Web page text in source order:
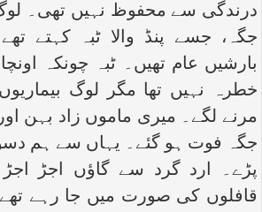
درندگی سے محفوظ نہیں تھی۔
جگہ، جسے پنڈ والا ٹبہ کہتے
بارشیں عام تھیں۔ ٹبہ چونکہ
خطرہ نہیں تھا مگر لوگ
مرنے لگے۔ میری ماموں زاد بہن
جگہ فوت ہو گئے۔ یہاں سے ہم
پڑے۔ ارد گرد سے گاؤں اجڑ
قافلوں کی صورت میں جا رہے